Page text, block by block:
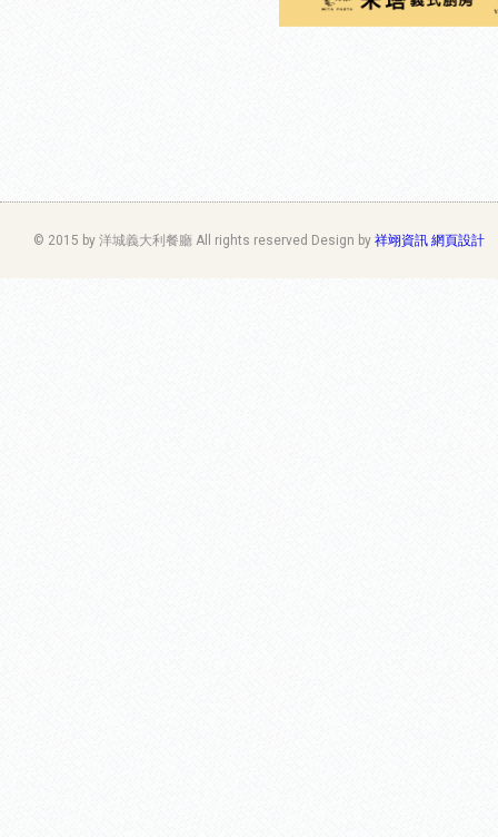
© 2015 by 洋城義大利餐廳 All rights reserved Design by 祥翊資訊 網頁設計